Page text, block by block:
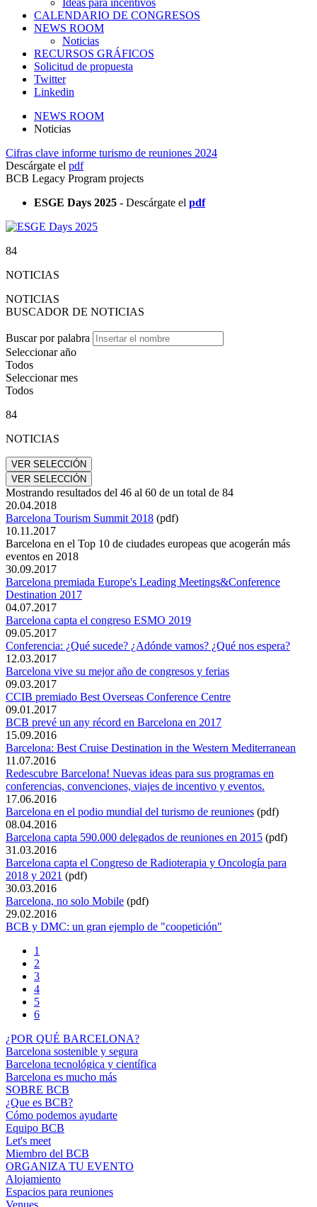
CALENDARIO DE CONGRESOS
NEWS ROOM
Noticias
RECURSOS GRÁFICOS
Solicitud de propuesta
Twitter
Linkedin
NEWS ROOM
Noticias
Cifras clave informe turismo de reuniones 2024
Descárgate el pdf
BCB Legacy Program projects
ESGE Days 2025 - Descárgate el pdf
84
NOTICIAS
NOTICIAS
BUSCADOR DE NOTICIAS
Buscar por palabra
Seleccionar año
Todos
Seleccionar mes
Todos
84
NOTICIAS
Mostrando resultados del 46 al 60 de un total de 84
20.04.2018
Barcelona Tourism Summit 2018 (pdf)
10.11.2017
Barcelona en el Top 10 de ciudades europeas que acogerán más
eventos en 2018
30.09.2017
Barcelona premiada Europe's Leading Meetings&Conference
Destination 2017
04.07.2017
Barcelona capta el congreso ESMO 2019
09.05.2017
Conferencia: ¿Qué sucede? ¿Adónde vamos? ¿Qué nos espera?
12.03.2017
Barcelona vive su mejor año de congresos y ferias
09.03.2017
CCIB premiado Best Overseas Conference Centre
09.01.2017
BCB prevé un any récord en Barcelona en 2017
15.09.2016
Barcelona: Best Cruise Destination in the Western Mediterranean
11.07.2016
Redescubre Barcelona! Nuevas ideas para sus programas en
conferencias, convenciones, viajes de incentivo y eventos.
17.06.2016
Barcelona en el podio mundial del turismo de reuniones (pdf)
08.04.2016
Barcelona capta 590.000 delegados de reuniones en 2015 (pdf)
31.03.2016
Barcelona capta el Congreso de Radioterapia y Oncología para
2018 y 2021 (pdf)
30.03.2016
Barcelona, no solo Mobile (pdf)
29.02.2016
BCB y DMC: un gran ejemplo de "coopetición"
1
2
3
4
5
6
¿POR QUÉ BARCELONA?
Barcelona sostenible y segura
Barcelona tecnológica y científica
Barcelona es mucho más
SOBRE BCB
¿Que es BCB?
Cómo podemos ayudarte
Equipo BCB
Let's meet
Miembro del BCB
ORGANIZA TU EVENTO
Alojamiento
Espacios para reuniones
Venues